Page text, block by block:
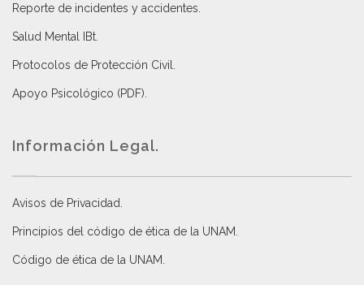
Reporte de incidentes y accidentes
Salud Mental IBt
Protocolos de Protección Civil
Apoyo Psicológico (PDF)
Información Legal.
Avisos de Privacidad
Principios del código de ética de la UNAM
Código de ética de la UNAM